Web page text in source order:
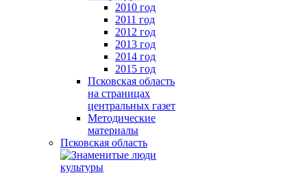
2010 год
2011 год
2012 год
2013 год
2014 год
2015 год
Псковская область
на страницах
центральных газет
Методические
материалы
Псковская область